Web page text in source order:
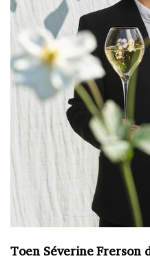
Toen Séverine Frerson